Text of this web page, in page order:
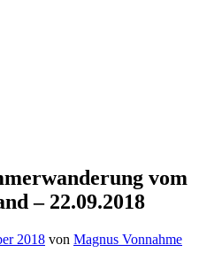
vom
– 22.09.2018
2018 von Magnus Vonnahme